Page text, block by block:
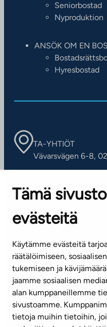
Tämä
evästeitä
Käytämme evästeitä
räätälöimiseen,
tukemiseen ja
jaamme sosiaalisen
alan kumppaneillemme
sivustoamme.
tietoja muihin tietoihin,
Seniorbostad
Nyproduktion
ANSÖK OM EN
Hyresbostad
TA-YHTIÖT
Vävarsvägen 6-8,
Kontaktinformation
KUNDSERVICE
(vardagar kl. 8–16)
info@ta.fi
Nyhetsbrev (på